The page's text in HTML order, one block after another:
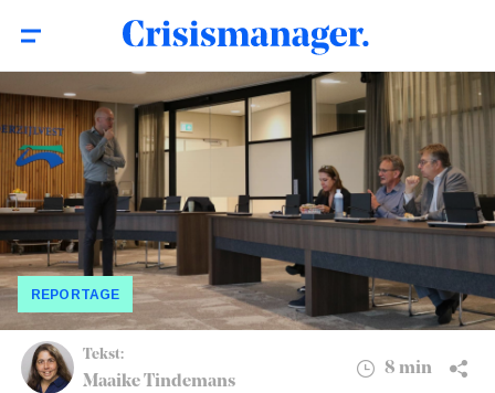
Noorderzijlvest: ‘We kijken terug op een
mooi resultaat’
REPORTAGE
Tekst:
Maaike Tindemans
8 min